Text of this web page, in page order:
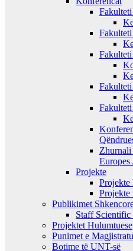
Projekte
Projekte
Projekte
Publikimet
Staff Scientific
Projektet Hulumtuese
Punimet e
Botime të UNT-së